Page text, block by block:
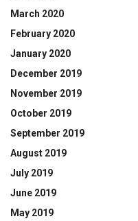
March 2020
February 2020
January 2020
December 2019
November 2019
October 2019
September 2019
August 2019
July 2019
June 2019
May 2019